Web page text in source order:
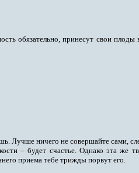
обязательно, принесут свои
Лучше ничего не совершайте сами,
– будет счастье. Однако эта же
приема тебе трижды порвут его.